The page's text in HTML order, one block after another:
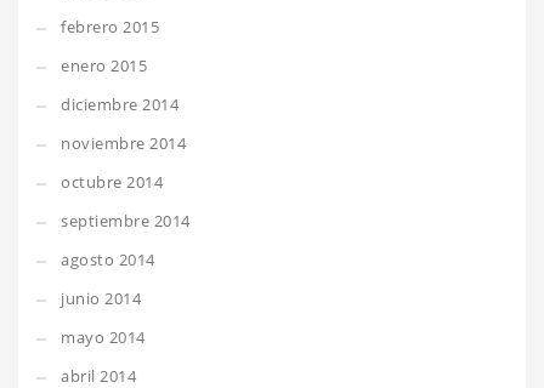
febrero 2015
enero 2015
diciembre 2014
noviembre 2014
octubre 2014
septiembre 2014
agosto 2014
junio 2014
mayo 2014
abril 2014